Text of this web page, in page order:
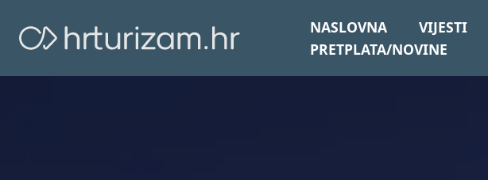
NASLOVNA VIJESTI
PRETPLATA/NOVINE